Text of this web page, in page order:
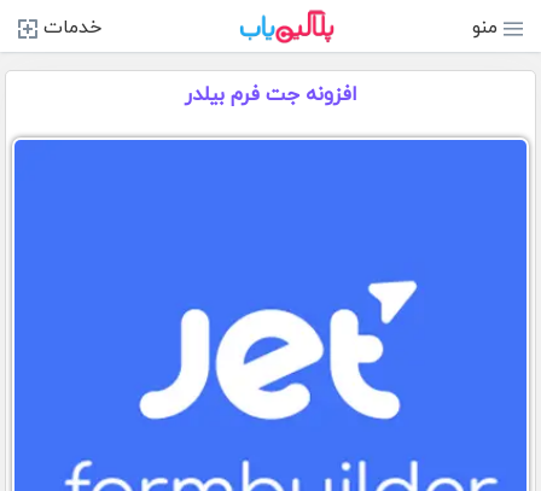
منو خدمات
افزونه جت فرم بیلدر